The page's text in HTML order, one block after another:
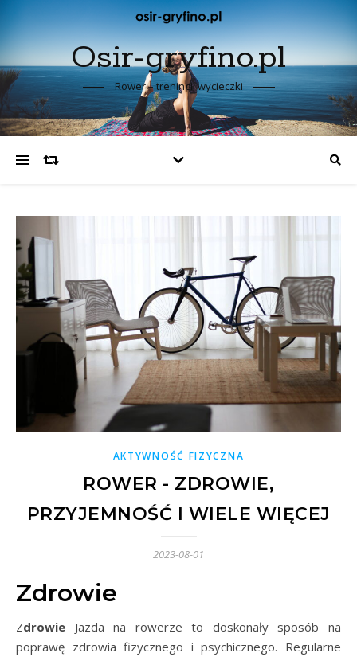
Osir-gryfino.pl
Rower – treningi, wycieczki
AKTYWNOŚĆ FIZYCZNA
ROWER - ZDROWIE,
PRZYJEMNOŚĆ I WIELE WIĘCEJ
2023-08-01
Zdrowie
Zdrowie Jazda na rowerze to doskonały sposób na
poprawę zdrowia fizycznego i psychicznego. Regularne